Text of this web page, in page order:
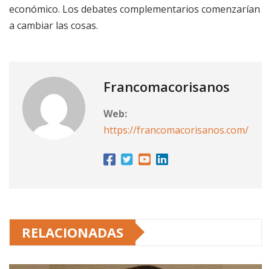
económico. Los debates complementarios comenzarían
a cambiar las cosas.
Francomacorisanos
Web:
https://francomacorisanos.com/
RELACIONADAS